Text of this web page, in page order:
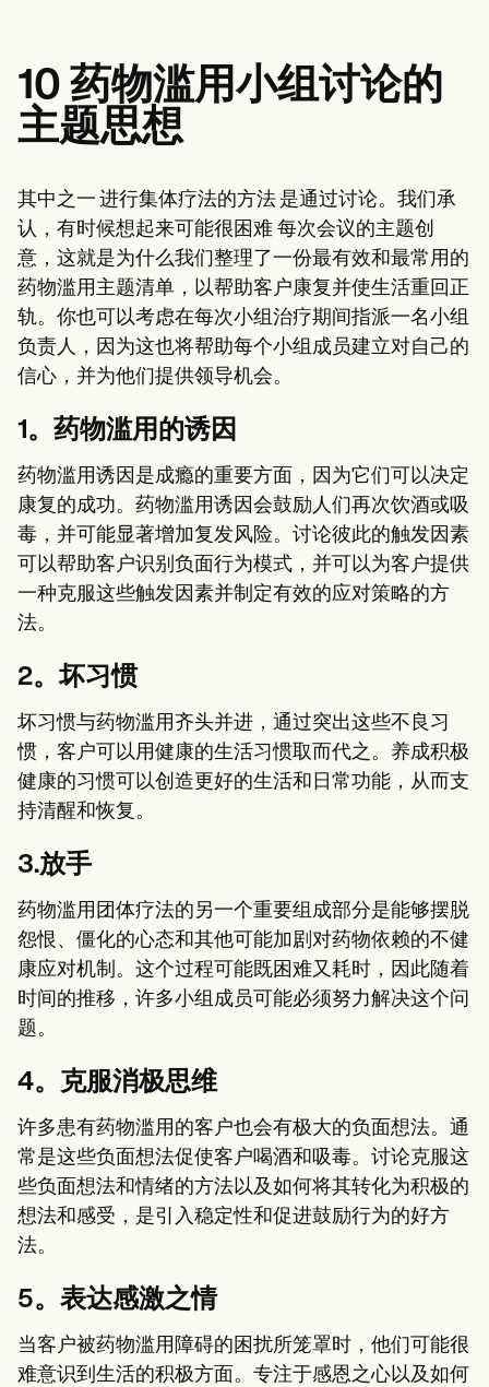
10 药物滥用小组讨论的
主题思想
其中之一 进行集体疗法的方法 是通过讨论。我们承
认，有时候想起来可能很困难 每次会议的主题创
意，这就是为什么我们整理了一份最有效和最常用的
药物滥用主题清单，以帮助客户康复并使生活重回正
轨。你也可以考虑在每次小组治疗期间指派一名小组
负责人，因为这也将帮助每个小组成员建立对自己的
信心，并为他们提供领导机会。
1。药物滥用的诱因
药物滥用诱因是成瘾的重要方面，因为它们可以决定
康复的成功。药物滥用诱因会鼓励人们再次饮酒或吸
毒，并可能显著增加复发风险。讨论彼此的触发因素
可以帮助客户识别负面行为模式，并可以为客户提供
一种克服这些触发因素并制定有效的应对策略的方
法。
2。坏习惯
坏习惯与药物滥用齐头并进，通过突出这些不良习
惯，客户可以用健康的生活习惯取而代之。养成积极
健康的习惯可以创造更好的生活和日常功能，从而支
持清醒和恢复。
3.放手
药物滥用团体疗法的另一个重要组成部分是能够摆脱
怨恨、僵化的心态和其他可能加剧对药物依赖的不健
康应对机制。这个过程可能既困难又耗时，因此随着
时间的推移，许多小组成员可能必须努力解决这个问
题。
4。克服消极思维
许多患有药物滥用的客户也会有极大的负面想法。通
常是这些负面想法促使客户喝酒和吸毒。讨论克服这
些负面想法和情绪的方法以及如何将其转化为积极的
想法和感受，是引入稳定性和促进鼓励行为的好方
法。
5。表达感激之情
当客户被药物滥用障碍的困扰所笼罩时，他们可能很
难意识到生活的积极方面。专注于感恩之心以及如何